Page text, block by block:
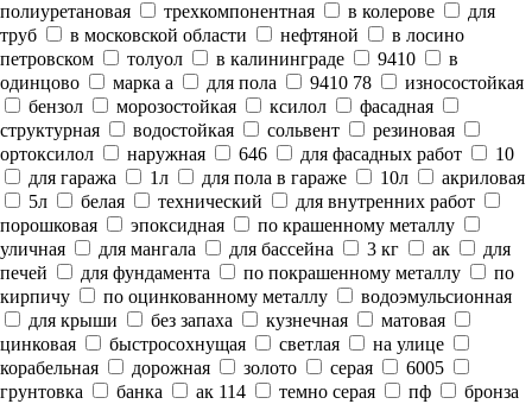
полиуретановая
трехкомпонентная в колерове
для
труб
в московской области нефтяной
в лосино
петровском
толуол в калининграде 9410
в
одинцово
марка а для пола 9410 78
износостойкая
бензол
морозостойкая ксилол
фасадная
структурная
водостойкая сольвент
резиновая
ортоксилол
наружная 646 для фасадных работ
10
для гаража
1л для пола в гараже 10л
акриловая
5л
белая технический
для внутренних работ
порошковая
эпоксидная
по крашенному металлу
уличная
для мангала для бассейна 3 кг ак
для
печей
для фундамента по покрашенному металлу
по
кирпичу
по оцинкованному металлу
водоэмульсионная
для крыши
без запаха кузнечная
матовая
цинковая
быстросохнущая светлая
на улице
корабельная
дорожная золото серая
6005
грунтовка
банка ак 114 темно серая пф
бронза